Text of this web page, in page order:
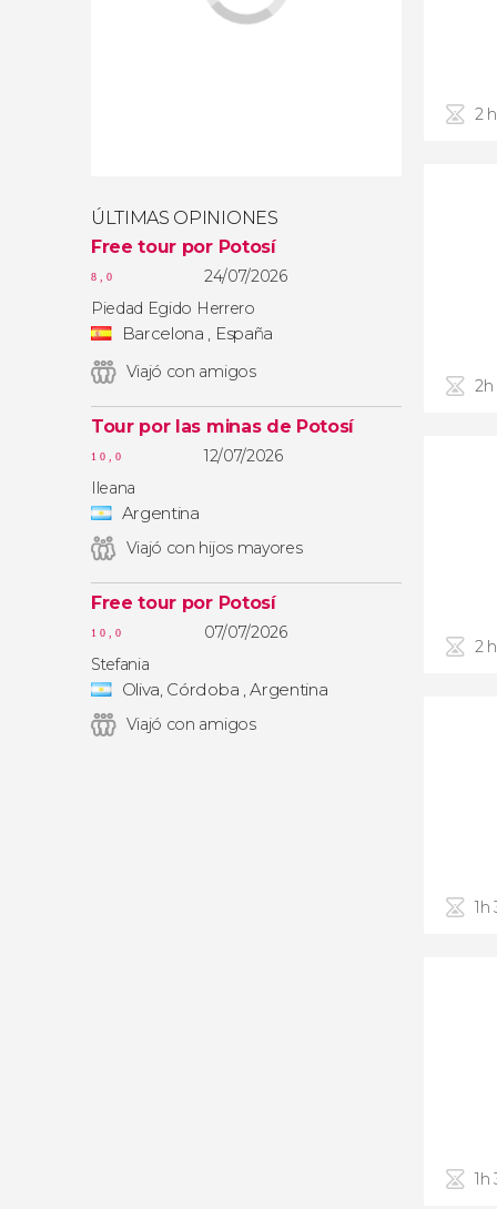
ÚLTIMAS OPINIONES
Free tour por Potosí
8,0
24/07/2026
Piedad Egido Herrero
Barcelona , España
Viajó con amigos
Tour por las minas de Potosí
10,0
12/07/2026
Ileana
Argentina
Viajó con hijos mayores
Free tour por Potosí
10,0
07/07/2026
Stefania
Oliva, Córdoba , Argentina
Viajó con amigos
2
2h
2
1h
1h